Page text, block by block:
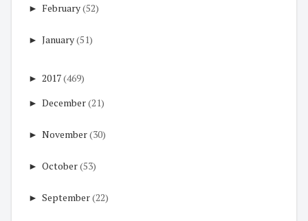
► February(52)
► January(51)
► 2017(469)
► December(21)
► November(30)
► October(53)
► September(22)